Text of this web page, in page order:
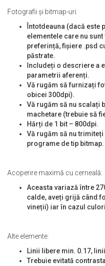
Fotografii și bitmap-uri:
Întotdeauna (dacă este
elementele care nu
preferință, fișiere .psd
păstrate.
Includeți o descriere a
parametrii aferenți.
Vă rugăm să furnizați
obicei 300dpi).
Vă rugăm să nu scalați
machetare (trebuie să
Hărți de 1 bit – 800dpi.
Vă rugăm să nu
programe de tip bitmap.
Acoperire maximă cu cerneală:
Aceasta variază între
calde, aveți grijă când
vineții) iar în cazul
Alte elemente:
Linii libere min. 0.17,
Trebuie evitată